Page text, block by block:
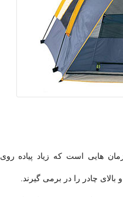
هایی است که زیاد پیاده روی
چادر را در برمی گیرند.